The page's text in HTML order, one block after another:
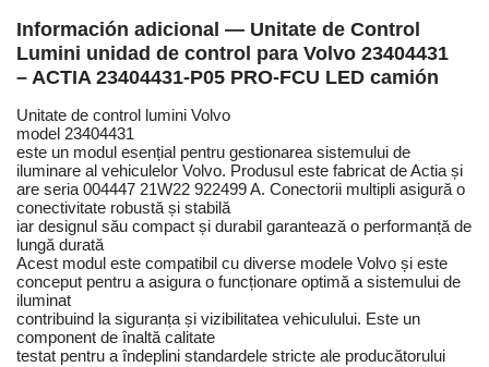
Información adicional — Unitate de Control
Lumini unidad de control para Volvo 23404431
– ACTIA 23404431-P05 PRO-FCU LED camión
Unitate de control lumini Volvo
model 23404431
este un modul esențial pentru gestionarea sistemului de
iluminare al vehiculelor Volvo. Produsul este fabricat de Actia și
are seria 004447 21W22 922499 A. Conectorii multipli asigură o
conectivitate robustă și stabilă
iar designul său compact și durabil garantează o performanță de
lungă durată
Acest modul este compatibil cu diverse modele Volvo și este
conceput pentru a asigura o funcționare optimă a sistemului de
iluminat
contribuind la siguranța și vizibilitatea vehiculului. Este un
component de înaltă calitate
testat pentru a îndeplini standardele stricte ale producătorului